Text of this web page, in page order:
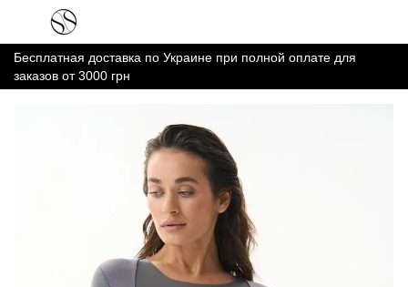
Бесплатная доставка по Украине при полной оплате для
заказов от 3000 грн